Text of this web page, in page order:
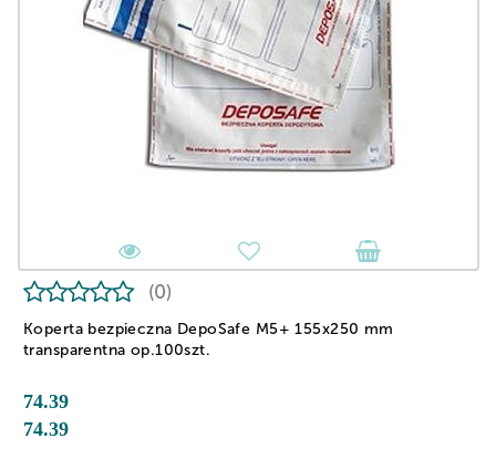
Koperta bezpieczna DepoSafe M5+ 155x250 mm
transparentna op.100szt.
(0)
74.39
74.39